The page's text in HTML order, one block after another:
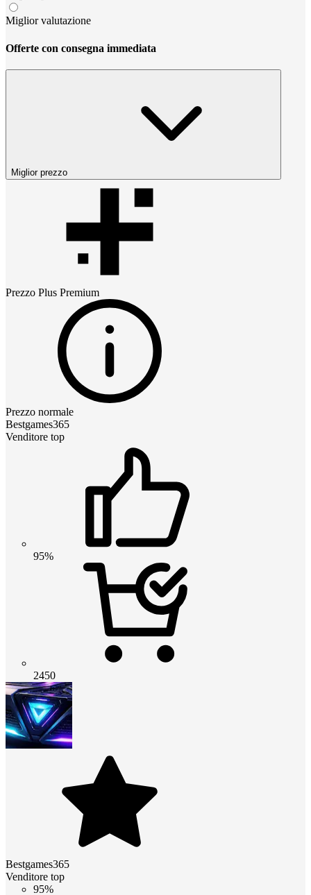
Miglior valutazione
Offerte con consegna immediata
Miglior prezzo
Prezzo Plus Premium
Prezzo normale
Bestgames365
Venditore top
95%
2450
Bestgames365
Venditore top
95%